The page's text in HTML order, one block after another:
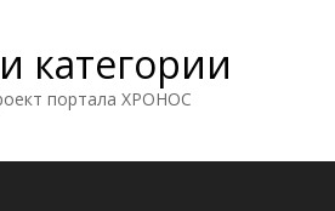
категории
портала ХРОНОС